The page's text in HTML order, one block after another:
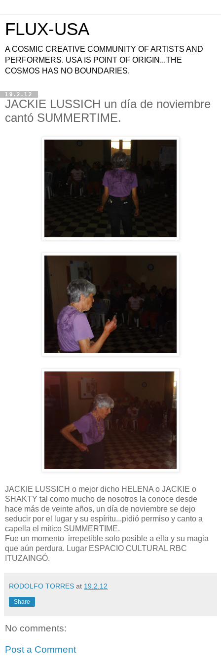
FLUX-USA
A COSMIC CREATIVE COMMUNITY OF ARTISTS AND
PERFORMERS. USA IS POINT OF ORIGIN...THE
COSMOS HAS NO BOUNDARIES.
19.2.12
JACKIE LUSSICH un día de noviembre
cantó SUMMERTIME.
JACKIE LUSSICH o mejor dicho HELENA o JACKIE o
SHAKTY tal como mucho de nosotros la conoce desde
hace más de veinte años, un día de noviembre se dejo
seducir por el lugar y su espíritu...pidió permiso y canto a
capella el mítico SUMMERTIME.
Fue un momento irrepetible solo posible a ella y su magia
que aún perdura. Lugar ESPACIO CULTURAL RBC
ITUZAINGÓ.
RODOLFO TORRES at 19.2.12
Share
No comments:
Post a Comment